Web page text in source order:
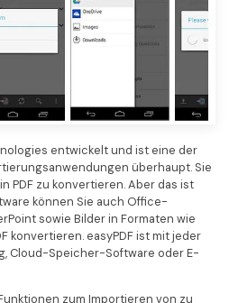
entwickelt und ist eine der
überhaupt. Sie
PDF zu konvertieren. Aber das ist
können Sie auch Office-
sowie Bilder in Formaten wie
konvertieren. easyPDF ist mit jeder
Cloud-Speicher-Software oder E-
zum Importieren von zu